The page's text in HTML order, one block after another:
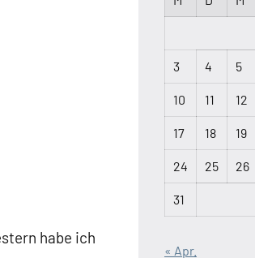
habe ich
3 4 5
10 11 12
17 18 19
24 25 26
31
« Apr.